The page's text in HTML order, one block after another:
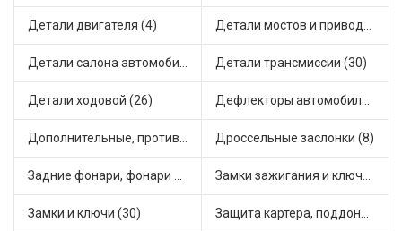
Детали двигателя (4) Детали мостов и привода трансмиссии (17)
Детали салона автомобиля (28) Детали трансмиссии (30)
Детали ходовой (26) Дефлекторы автомобильные (1)
Дополнительные, противотуманные фары (2) Дроссельные заслонки (8)
Задние фонари, фонари видимости (3) Замки зажигания и ключи (14)
Замки и ключи (30) Защита картера, поддона, КПП (2)